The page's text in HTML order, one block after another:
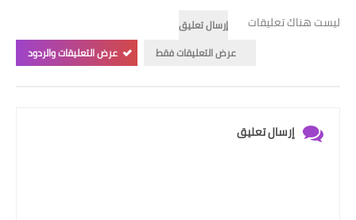
ليست هناك تعليقات
إرسال تعليق
عرض التعليقات فقط
عرض التعليقات والردود
إرسال تعليق